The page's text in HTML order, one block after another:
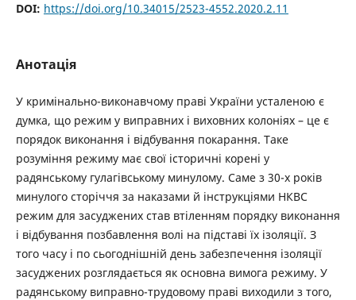
DOI: https://doi.org/10.34015/2523-4552.2020.2.11
Анотація
У кримінально-виконавчому праві України усталеною є
думка, що режим у виправних і виховних колоніях – це є
порядок виконання і відбування покарання. Таке
розуміння режиму має свої історичні корені у
радянському гулагівському минулому. Саме з 30-х років
минулого сторіччя за наказами й інструкціями НКВС
режим для засуджених став втіленням порядку виконання
і відбування позбавлення волі на підставі їх ізоляції. З
того часу і по сьогоднішній день забезпечення ізоляції
засуджених розглядається як основна вимога режиму. У
радянському виправно-трудовому праві виходили з того,